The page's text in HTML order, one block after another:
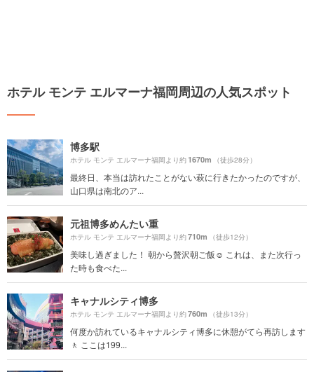
ホテル モンテ エルマーナ福岡周辺の人気スポット
博多駅
ホテル モンテ エルマーナ福岡より約1670m （徒歩28分）
最終日、本当は訪れたことがない萩に行きたかったのですが、
山口県は南北のア...
元祖博多めんたい重
ホテル モンテ エルマーナ福岡より約710m （徒歩12分）
美味し過ぎました！ 朝から贅沢朝ご飯☺️ これは、また次行っ
た時も食べた...
キャナルシティ博多
ホテル モンテ エルマーナ福岡より約760m （徒歩13分）
何度か訪れているキャナルシティ博多に休憩がてら再訪します
🚶 ここは199...